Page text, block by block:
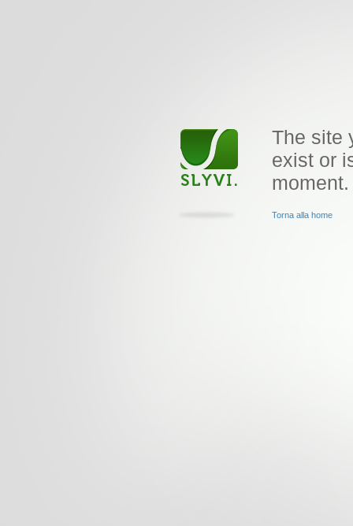
The site
exist or
moment.
Torna alla home